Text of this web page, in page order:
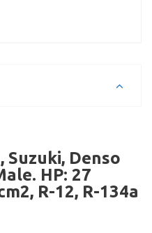
Denso
HP: 27
R-12, R-134a